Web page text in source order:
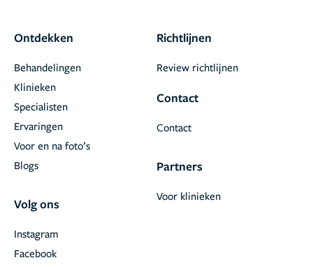
Ontdekken
Behandelingen
Klinieken
Specialisten
Ervaringen
Voor en na foto’s
Blogs
Volg ons
Facebook
Instagram
Richtlijnen
Review richtlijnen
Contact
Contact
Partners
Voor klinieken